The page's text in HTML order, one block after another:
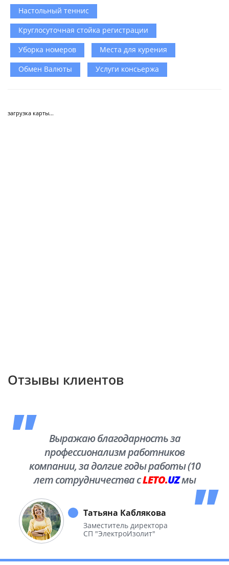
Настольный теннис
Круглосуточная стойка регистрации
Уборка номеров
Места для курения
Обмен Валюты
Услуги консьержа
загрузка карты...
Отзывы клиентов
Выражаю благодарность за
профессионализм работников
компании, за долгие годы работы (10
лет сотрудничества сLETO.UZмы
необъятной Родины.
Татьяна Каблякова
Заместитель директора
СП "ЭлектроИзолит"